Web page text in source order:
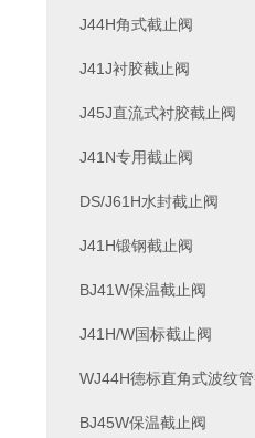
J44H角式截止阀
J41J衬胶截止阀
J45J直流式衬胶截止阀
J41N专用截止阀
DS/J61H水封截止阀
J41H锻钢截止阀
BJ41W保温截止阀
J41H/W国标截止阀
WJ44H德标直角式波纹
BJ45W保温截止阀